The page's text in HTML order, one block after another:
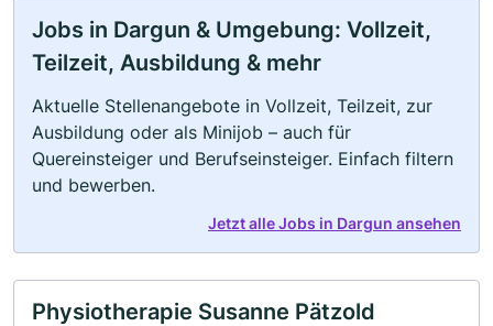
Jobs in Dargun & Umgebung: Vollzeit,
Teilzeit, Ausbildung & mehr
Aktuelle Stellenangebote in Vollzeit, Teilzeit, zur
Ausbildung oder als Minijob – auch für
Quereinsteiger und Berufseinsteiger. Einfach filtern
und bewerben.
Jetzt alle Jobs in Dargun ansehen
Physiotherapie Susanne Pätzold